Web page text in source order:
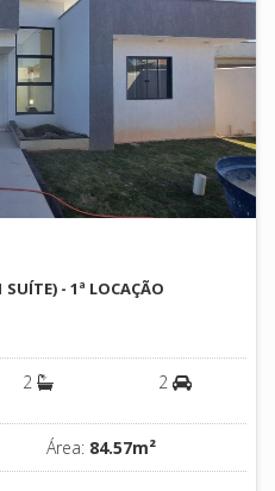
- 1ª LOCAÇÃO
2 2
Área: 84.57m²